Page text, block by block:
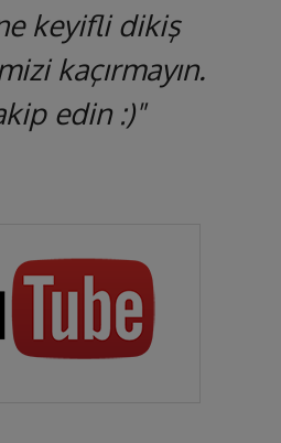
keyifli dikiş
kaçırmayın.
edin :)"